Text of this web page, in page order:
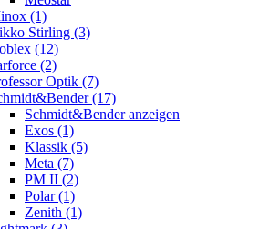
(1)
Stirling (3)
(12)
(2)
Optik (7)
(17)
Schmidt&Bender anzeigen
Exos (1)
Klassik (5)
Meta (7)
PM II (2)
Polar (1)
Zenith (1)